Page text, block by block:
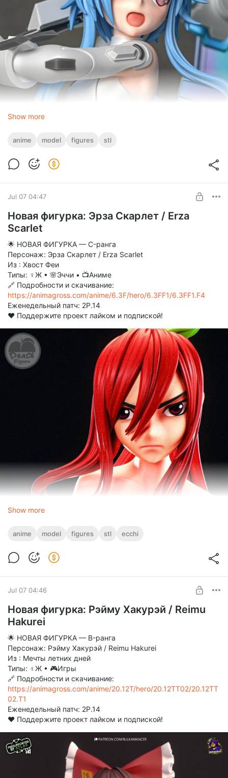
Show more
anime model figures stl
Jul 07 04:47
Новая фигурка: Эрза Скарлет / Erza
Scarlet
🌟 НОВАЯ ФИГУРКА — C-ранга
Персонаж: Эрза Скарлет / Erza Scarlet
Из : Хвост Феи
Типы: ♀Ж • 🌸Эччи • 📺Аниме
🔗 Подробности и скачивание:
https://animagross.com/anime/6.3F/hero/6.3FF1/6.3FF1.F4
Еженедельный патч: 2P.14
❤️ Поддержите проект лайком и подпиской!
Show more
anime model figures stl ecchi
Jul 07 04:46
Новая фигурка: Рэйму Хакурэй / Reimu
Hakurei
🌟 НОВАЯ ФИГУРКА — B-ранга
Персонаж: Рэйму Хакурэй / Reimu Hakurei
Из : Мечты летних дней
Типы: ♀Ж • 🎮Игры
🔗 Подробности и скачивание:
https://animagross.com/anime/20.12T/hero/20.12TT02/20.12TT
02.T1
Еженедельный патч: 2P.14
❤️ Поддержите проект лайком и подпиской!